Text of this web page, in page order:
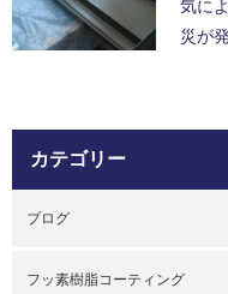
気に
災が
カテゴリー
ブログ
フッ素樹脂コーティング